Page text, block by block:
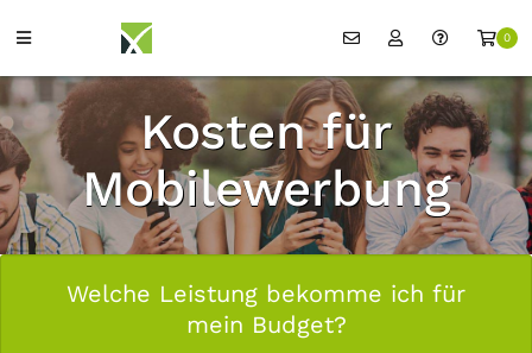
0
Kosten für
Mobilewerbung
Welche Leistung bekomme ich für
mein Budget?